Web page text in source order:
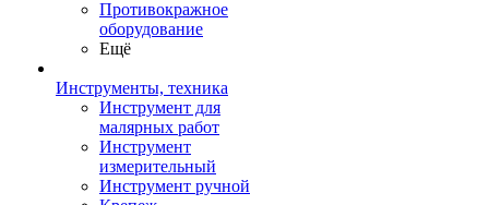
Противокражное
оборудование
Ещё
Инструменты, техника
Инструмент для
малярных работ
Инструмент
измерительный
Инструмент ручной